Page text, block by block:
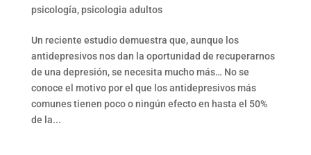
psicología, psicologia adultos
Un reciente estudio demuestra que, aunque los
antidepresivos nos dan la oportunidad de recuperarnos
de una depresión, se necesita mucho más… No se
conoce el motivo por el que los antidepresivos más
comunes tienen poco o ningún efecto en hasta el 50%
de la...